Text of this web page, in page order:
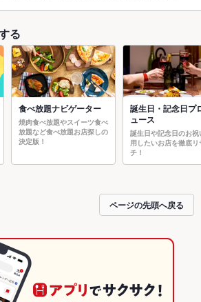
る
食べ放題ナビゲーター
焼肉食べ放題やスイーツ食べ
放題など食べ放題お店探しの
決定版！
誕生日・記念日プ
ュース
誕生日や記念日のお祝
用したいお店を徹底リ
チ！
ページの先頭へ戻る